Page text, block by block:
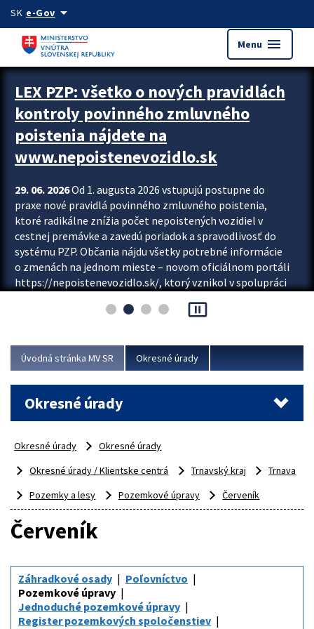
Preskocit na hlavný obsah
SK e-Govarrow_drop_down
Menu menu
Zastavit automatický posun upútavok
LEX PZP: všetko o nových pravidlách
kontroly povinného zmluvného
poistenia nájdete na
www.nepoistenevozidlo.sk
29. 06. 2026Od 1. augusta 2026 vstupujú postupne do
praxe nové pravidlá povinného zmluvného poistenia,
ktoré radikálne znížia počet nepoistených vozidiel v
cestnej premávke a zavedú poriadok a spravodlivosť do
systému PZP. Občania nájdu všetky potrebné informácie
o zmenách na jednom mieste – novom oficiálnom portáli
https://nepoistenevozidlo.sk/, ktorý vznikol v spolupráci
asociácie poisťovní (SLASPO) a Ministerstva vnútra SR.
Viac
pause_presentation
Úvodná stránka MV SR Okresné úrady
Okresné úrady
Okresné úrady
Okresné úrady
Okresné úrady / Klientske centrá
Trnavský kraj
Trnava
Pozemky a lesy
Pozemkové úpravy Červeník
Červeník
Záhradkové osady
Poľovníctvo
Pozemkové úpravy
Jednoduché pozemkové úpravy
Register pozemkových spoločenstiev